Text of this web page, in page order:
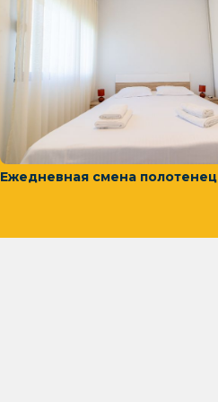
Ежедневная смена полотенец